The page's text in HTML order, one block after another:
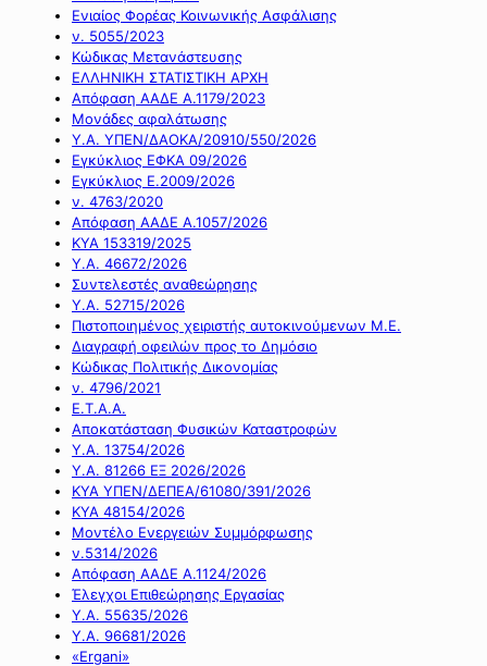
Ενιαίος Φορέας Κοινωνικής Ασφάλισης
ν. 5055/2023
Κώδικας Μετανάστευσης
ΕΛΛΗΝΙΚΗ ΣΤΑΤΙΣΤΙΚΗ ΑΡΧΗ
Απόφαση ΑΑΔΕ Α.1179/2023
Μονάδες αφαλάτωσης
Υ.Α. ΥΠΕΝ/ΔΑΟΚΑ/20910/550/2026
Εγκύκλιος ΕΦΚΑ 09/2026
Εγκύκλιος Ε.2009/2026
ν. 4763/2020
Απόφαση ΑΑΔΕ Α.1057/2026
ΚΥΑ 153319/2025
Υ.Α. 46672/2026
Συντελεστές αναθεώρησης
Υ.Α. 52715/2026
Πιστοποιημένος χειριστής αυτοκινούμενων Μ.Ε.
Διαγραφή οφειλών προς το Δημόσιο
Κώδικας Πολιτικής Δικονομίας
ν. 4796/2021
Ε.Τ.Α.Α.
Αποκατάσταση Φυσικών Καταστροφών
Υ.Α. 13754/2026
Υ.Α. 81266 ΕΞ 2026/2026
ΚΥΑ ΥΠΕΝ/ΔΕΠΕΑ/61080/391/2026
ΚΥΑ 48154/2026
Μοντέλο Ενεργειών Συμμόρφωσης
ν.5314/2026
Απόφαση ΑΑΔΕ Α.1124/2026
Έλεγχοι Επιθεώρησης Εργασίας
Υ.Α. 55635/2026
Υ.Α. 96681/2026
«Ergani»